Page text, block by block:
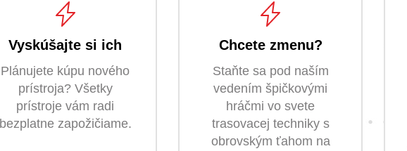
Vyskúšajte si ich
Plánujete kúpu nového
prístroja? Všetky
prístroje vám radi
bezplatne zapožičiame.
Chcete zmenu?
Staňte sa pod naším
vedením špičkovými
hráčmi vo svete
trasovacej techniky s
obrovským ťahom na